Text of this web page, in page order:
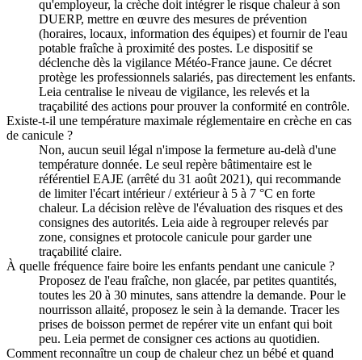
qu'employeur, la crèche doit intégrer le risque chaleur à son
DUERP, mettre en œuvre des mesures de prévention
(horaires, locaux, information des équipes) et fournir de l'eau
potable fraîche à proximité des postes. Le dispositif se
déclenche dès la vigilance Météo-France jaune. Ce décret
protège les professionnels salariés, pas directement les enfants.
Leia centralise le niveau de vigilance, les relevés et la
traçabilité des actions pour prouver la conformité en contrôle.
Existe-t-il une température maximale réglementaire en crèche en cas
de canicule ?
Non, aucun seuil légal n'impose la fermeture au-delà d'une
température donnée. Le seul repère bâtimentaire est le
référentiel EAJE (arrêté du 31 août 2021), qui recommande
de limiter l'écart intérieur / extérieur à 5 à 7 °C en forte
chaleur. La décision relève de l'évaluation des risques et des
consignes des autorités. Leia aide à regrouper relevés par
zone, consignes et protocole canicule pour garder une
traçabilité claire.
À quelle fréquence faire boire les enfants pendant une canicule ?
Proposez de l'eau fraîche, non glacée, par petites quantités,
toutes les 20 à 30 minutes, sans attendre la demande. Pour le
nourrisson allaité, proposez le sein à la demande. Tracer les
prises de boisson permet de repérer vite un enfant qui boit
peu. Leia permet de consigner ces actions au quotidien.
Comment reconnaître un coup de chaleur chez un bébé et quand